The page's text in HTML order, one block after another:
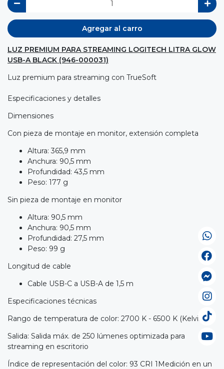
Agregar al carro
LUZ PREMIUM PARA STREAMING LOGITECH LITRA GLOW
USB-A BLACK (946-000031)
Luz premium para streaming con TrueSoft
Especificaciones y detalles
Dimensiones
Con pieza de montaje en monitor, extensión completa
Altura: 365,9 mm
Anchura: 90,5 mm
Profundidad: 43,5 mm
Peso: 177 g
Sin pieza de montaje en monitor
Altura: 90,5 mm
Anchura: 90,5 mm
Profundidad: 27,5 mm
Peso: 99 g
Longitud de cable
Cable USB-C a USB-A de 1,5 m
Especificaciones técnicas
Rango de temperatura de color: 2700 K - 6500 K (Kelvin)
Salida: Salida máx. de 250 lúmenes optimizada para
streaming en escritorio
Índice de representación del color: 93 CRI 1Medición en un